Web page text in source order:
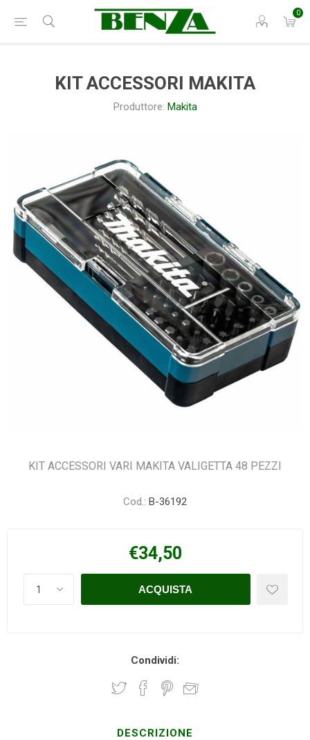
0
KIT ACCESSORI MAKITA
Produttore: Makita
KIT ACCESSORI VARI MAKITA VALIGETTA 48 PEZZI
Cod.: B-36192
€34,50
Condividi:
DESCRIZIONE